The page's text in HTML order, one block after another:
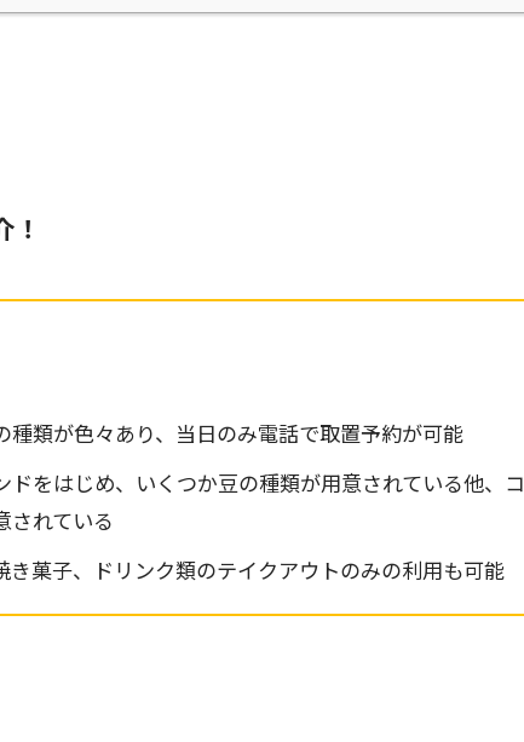
種類が色々あり、当日のみ電話で取置予約が可能
ドをはじめ、いくつか豆の種類が用意されている他、コ
されている
き菓子、ドリンク類のテイクアウトのみの利用も可能